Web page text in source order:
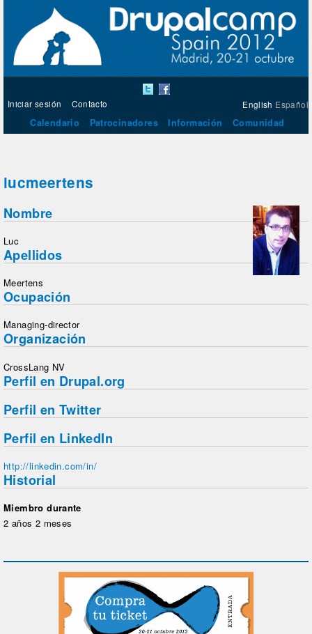
English Español
Iniciar sesión Contacto
Calendario Patrocinadores Información Comunidad
lucmeertens
Nombre
Luc
Apellidos
Meertens
Ocupación
Managing-director
Organización
CrossLang NV
Perfil en Drupal.org
Perfil en Twitter
Perfil en LinkedIn
http://linkedin.com/in/
Historial
Miembro durante
2 años 2 meses